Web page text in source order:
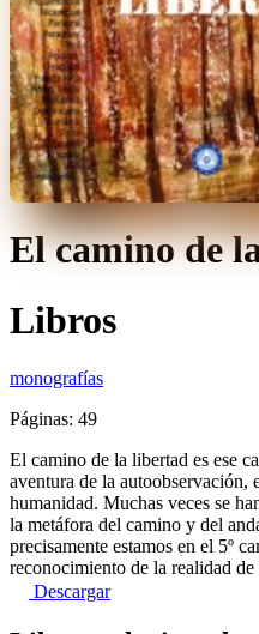
El camino de
Libros
monografías
Páginas: 49
El camino de la libertad es ese
aventura de la autoobservación,
humanidad. Muchas veces se
la metáfora del camino y del
precisamente estamos en el 5º
reconocimiento de la realidad de
Descargar